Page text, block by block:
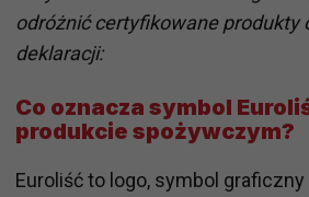
odróżnić certyfikowane produkty
deklaracji:
Co oznacza symbol
produkcie spożywczym?
Euroliść to logo, symbol